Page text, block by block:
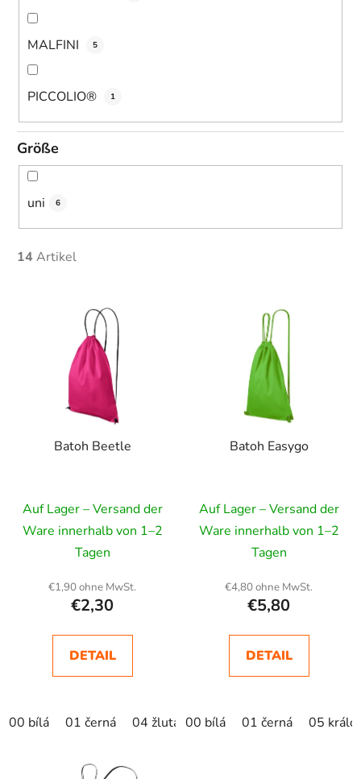
MALFINI 5
PICCOLIO® 1
Größe
uni 6
14 Artikel
Batoh Beetle
Auf Lager – Versand der
Ware innerhalb von 1–2
Tagen
€1,90 ohne MwSt.
€2,30
DETAIL
00 bílá 01 černá 04 žlutá naturální nebesky modrá
Batoh Easygo
Auf Lager – Versand der
Ware innerhalb von 1–2
Tagen
€4,80 ohne MwSt.
€5,80
DETAIL
00 bílá 01 černá 05